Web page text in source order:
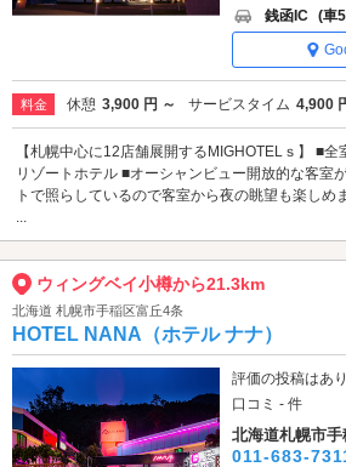
銭函IC (車
料金 休憩 3,900 円 ～ サービスタイム 4,900
【札幌中心に12店舗展開するMIGHOTELｓ】 ■
リゾートホテル ■オーシャンビュー開放的な客室
トで照らしているので客室から夜の眺望も楽しめ
ウィングベイ小樽から21.3km
北海道 札幌市手稲区富丘4条
HOTEL NANA（ホテル ナナ）
評価の投稿はあ
口コミ - 件
北海道札幌市
011-683-